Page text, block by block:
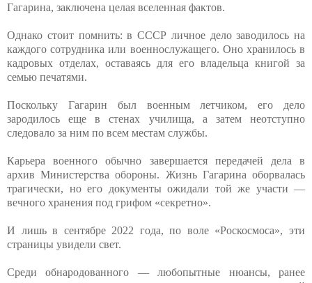
Гагарина, заключена целая вселенная фактов.
Однако стоит помнить: в СССР личное дело заводилось на
каждого сотрудника или военнослужащего. Оно хранилось в
кадровых отделах, оставаясь для его владельца книгой за
семью печатями.
Поскольку Гагарин был военным летчиком, его дело
зародилось еще в стенах училища, а затем неотступно
следовало за ним по всем местам службы.
Карьера военного обычно завершается передачей дела в
архив Министерства обороны. Жизнь Гагарина оборвалась
трагически, но его документы ожидали той же участи —
вечного хранения под грифом «секретно».
И лишь в сентябре 2022 года, по воле «Роскосмоса», эти
страницы увидели свет.
Среди обнародованного — любопытные нюансы, ранее